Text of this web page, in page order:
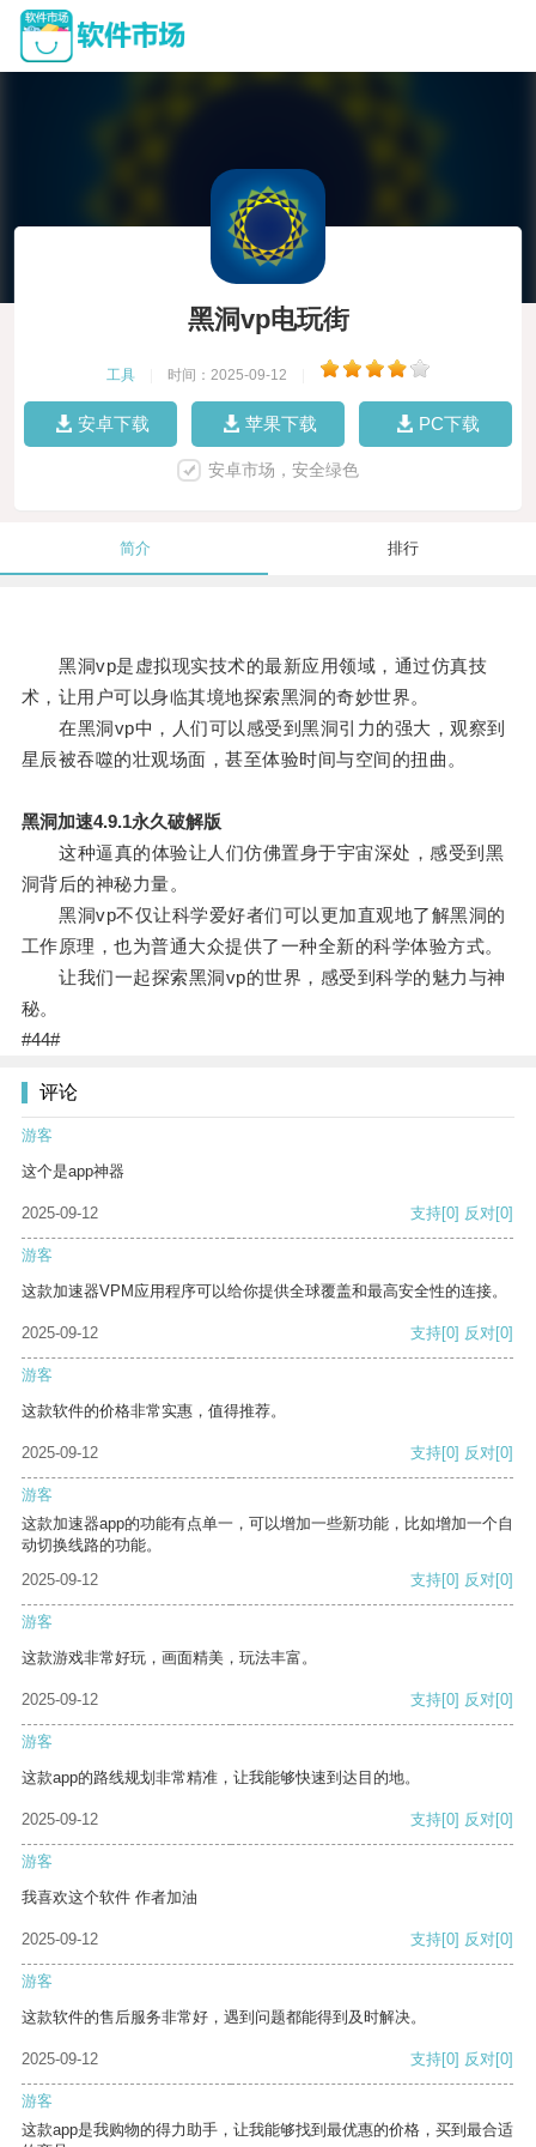
黑洞vp电玩街
工具 时间：2025-09-12
安卓下载 苹果下载 PC下载
安卓市场，安全绿色
简介 排行
黑洞vp是虚拟现实技术的最新应用领域，通过仿真技
术，让用户可以身临其境地探索黑洞的奇妙世界。
在黑洞vp中，人们可以感受到黑洞引力的强大，观察到
星辰被吞噬的壮观场面，甚至体验时间与空间的扭曲。
黑洞加速4.9.1永久破解版
这种逼真的体验让人们仿佛置身于宇宙深处，感受到黑
洞背后的神秘力量。
黑洞vp不仅让科学爱好者们可以更加直观地了解黑洞的
工作原理，也为普通大众提供了一种全新的科学体验方式。
让我们一起探索黑洞vp的世界，感受到科学的魅力与神
秘。
#44#
评论
游客
这个是app神器
2025-09-12 支持[0] 反对[0]
游客
这款加速器VPM应用程序可以给你提供全球覆盖和最高安全性的连接。
2025-09-12 支持[0] 反对[0]
游客
这款软件的价格非常实惠，值得推荐。
2025-09-12 支持[0] 反对[0]
游客
这款加速器app的功能有点单一，可以增加一些新功能，比如增加一个自
动切换线路的功能。
2025-09-12
支持[0] 反对[0]
游客
这款游戏非常好玩，画面精美，玩法丰富。
2025-09-12 支持[0] 反对[0]
游客
这款app的路线规划非常精准，让我能够快速到达目的地。
2025-09-12 支持[0] 反对[0]
游客
我喜欢这个软件 作者加油
2025-09-12 支持[0] 反对[0]
游客
这款软件的售后服务非常好，遇到问题都能得到及时解决。
2025-09-12 支持[0] 反对[0]
游客
这款app是我购物的得力助手，让我能够找到最优惠的价格，买到最合适